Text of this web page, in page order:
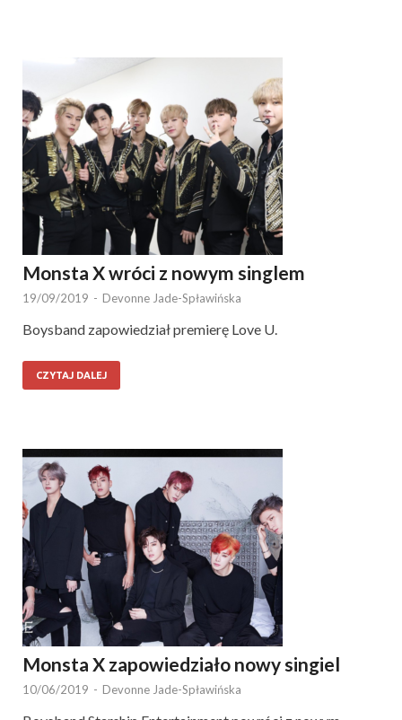
Monsta X wróci z nowym singlem
19/09/2019 - Devonne Jade-Spławińska
Boysband zapowiedział premierę Love U.
CZYTAJ DALEJ
Monsta X zapowiedziało nowy singiel
10/06/2019 - Devonne Jade-Spławińska